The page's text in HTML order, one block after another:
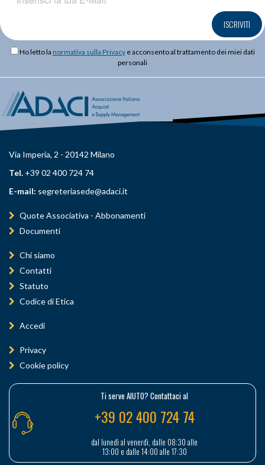
ISCRIVITI
Ho letto la normativa sulla Privacye acconsento al trattamento dei miei dati
personali
Via Imperia, 2 - 20142 Milano
Tel. +39 02 400 724 74
E-mail: segreteriasede@adaci.it
Quote Associativa - Abbonamenti
Documenti
Chi siamo
Contatti
Statuto
Codice di Etica
Accedi
Privacy
Cookie policy
Ti serve AIUTO? Contattaci al
+39 02 400 724 74
dal lunedì al venerdì, dalle 08:30 alle
13:00 e dalle 14:00 alle 17:30